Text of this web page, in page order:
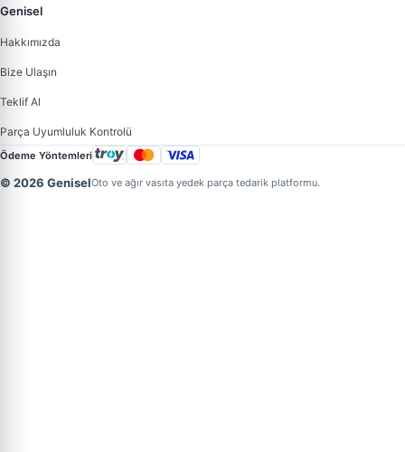
Genisel
Hakkımızda
Bize Ulaşın
Teklif Al
Parça Uyumluluk Kontrolü
Ödeme Yöntemleri
© 2026 GeniselOto ve ağır vasıta yedek parça tedarik platformu.